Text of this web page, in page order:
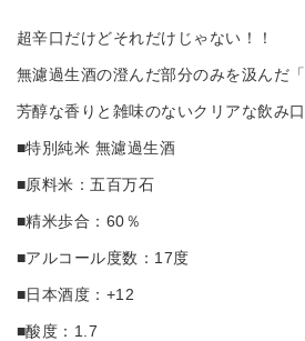
超辛口だけどそれだけじゃない！！
無濾過生酒の澄んだ部分のみを汲んだ「
芳醇な香りと雑味のないクリアな飲み
■特別純米 無濾過生酒
■原料米：五百万石
■精米歩合：60％
■アルコール度数：17度
■日本酒度：+12
■酸度：1.7